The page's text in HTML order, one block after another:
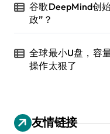
谷歌DeepMind创
政”？
全球最小U盘，容
操作太狠了
友情链接